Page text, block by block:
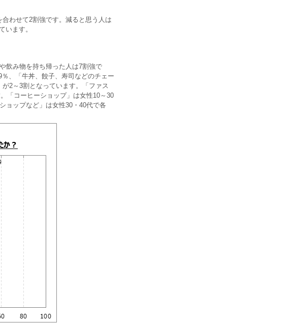
わせて2割強です。減ると思う人は
います。
飲み物を持ち帰った人は7割強で
、「牛丼、餃子、寿司などのチェー
2～3割となっています。「ファス
「コーヒーショップ」は女性10～30
ョップなど」は女性30・40代で各